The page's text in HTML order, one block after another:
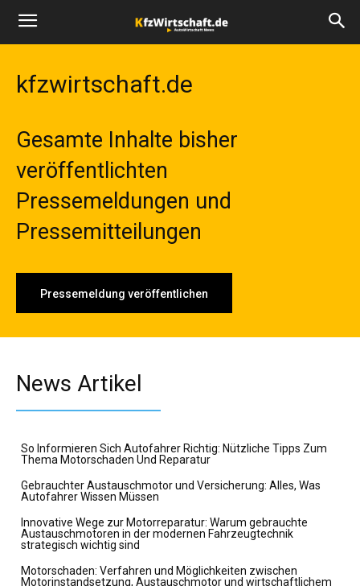
kfzwirtschaft.de
Gesamte Inhalte bisher
veröffentlichten
Pressemeldungen und
Pressemitteilungen
Pressemeldung veröffentlichen
News Artikel
So Informieren Sich Autofahrer Richtig: Nützliche Tipps Zum
Thema Motorschaden Und Reparatur
Gebrauchter Austauschmotor und Versicherung: Alles, Was
Autofahrer Wissen Müssen
Innovative Wege zur Motorreparatur: Warum gebrauchte
Austauschmotoren in der modernen Fahrzeugtechnik
strategisch wichtig sind
Motorschaden: Verfahren und Möglichkeiten zwischen
Motorinstandsetzung, Austauschmotor und wirtschaftlichem